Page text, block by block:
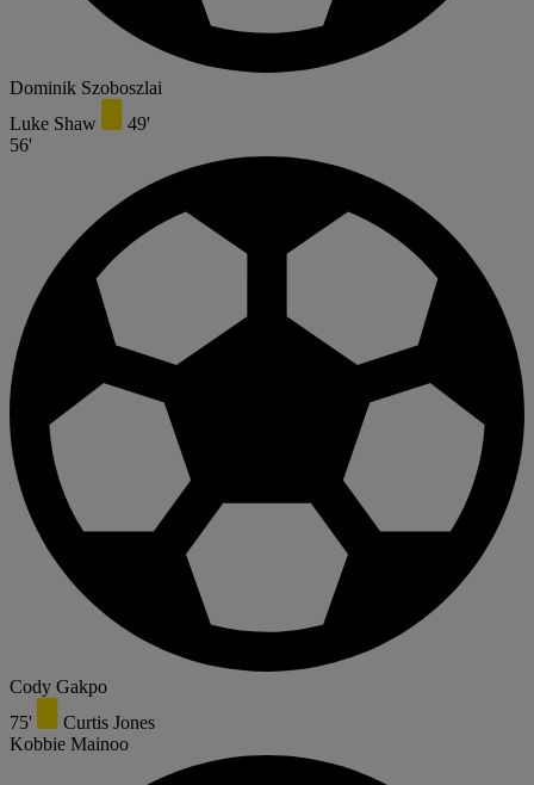
Dominik Szoboszlai
Luke Shaw
49'
56'
Cody Gakpo
75'
Curtis Jones
Kobbie Mainoo